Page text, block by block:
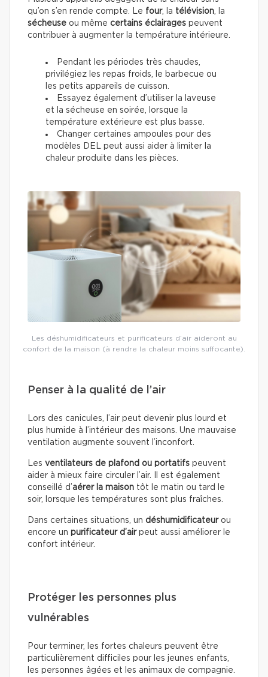
qu’on s’en rende compte. Le four, la télévision, la
sécheuse ou même certains éclairages peuvent
contribuer à augmenter la température intérieure.
Pendant les périodes très chaudes,
privilégiez les repas froids, le barbecue ou
les petits appareils de cuisson.
Essayez également d’utiliser la laveuse
et la sécheuse en soirée, lorsque la
température extérieure est plus basse.
Changer certaines ampoules pour des
modèles DEL peut aussi aider à limiter la
chaleur produite dans les pièces.
Les déshumidificateurs et purificateurs d’air aideront au
confort de la maison (à rendre la chaleur moins suffocante).
Penser à la qualité de l’air
Lors des canicules, l’air peut devenir plus lourd et
plus humide à l’intérieur des maisons. Une mauvaise
ventilation augmente souvent l’inconfort.
Les ventilateurs de plafond ou portatifs peuvent
aider à mieux faire circuler l’air. Il est également
conseillé d’aérer la maison tôt le matin ou tard le
soir, lorsque les températures sont plus fraîches.
Dans certaines situations, un déshumidificateurou
encore un purificateur d’airpeut aussi améliorer le
confort intérieur.
Protéger les personnes plus
vulnérables
Pour terminer, les fortes chaleurs peuvent être
particulièrement difficiles pour les jeunes enfants,
les personnes âgées et les animaux de compagnie.